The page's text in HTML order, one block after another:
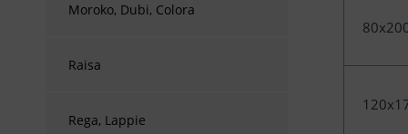
Moroko, Dubi, Colora
Raisa
Rega, Lappie